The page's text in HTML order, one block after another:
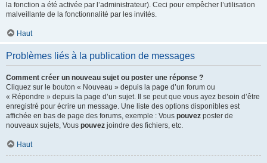
la fonction a été activée par l’administrateur). Ceci pour empêcher l’utilisation
malveillante de la fonctionnalité par les invités.
Haut
Problèmes liés à la publication de messages
Comment créer un nouveau sujet ou poster une réponse ?
Cliquez sur le bouton « Nouveau » depuis la page d’un forum ou
« Répondre » depuis la page d’un sujet. Il se peut que vous ayez besoin d’être
enregistré pour écrire un message. Une liste des options disponibles est
affichée en bas de page des forums, exemple : Vous pouvez poster de
nouveaux sujets, Vous pouvez joindre des fichiers, etc.
Haut